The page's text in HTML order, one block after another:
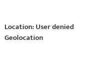
Location: User denied
Geolocation